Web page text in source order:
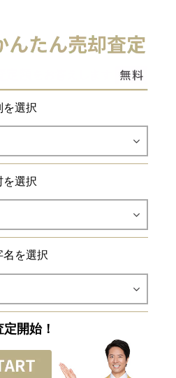
を選択
を選択
名を選択
開始！